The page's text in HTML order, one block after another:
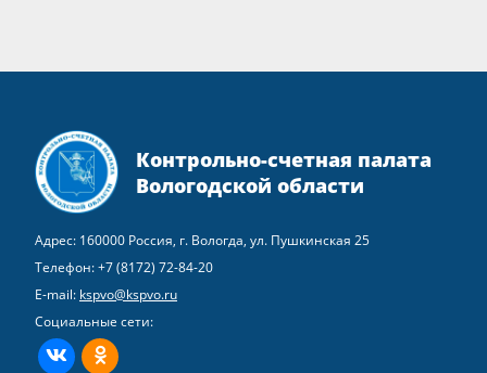
Контрольно-счетная палата
Вологодской области
Адрес: 160000 Россия, г. Вологда, ул. Пушкинская 25
Телефон:+7 (8172) 72-84-20
E-mail: kspvo@kspvo.ru
Социальные сети:
ВКонтактеОдноклассники